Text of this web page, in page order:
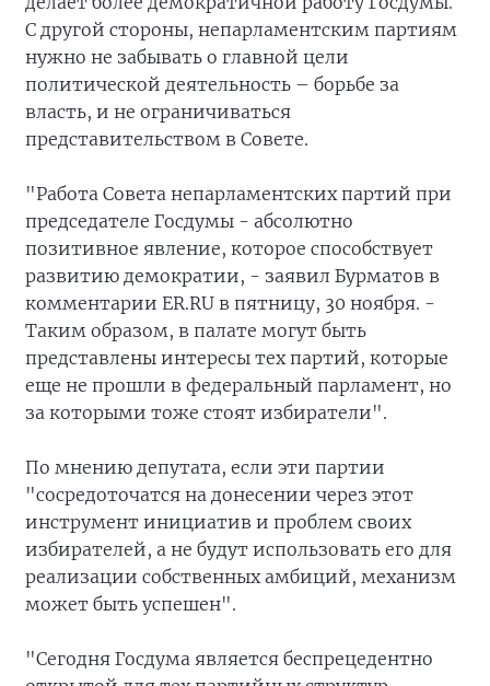
С другой стороны, непарламентским партиям
нужно не забывать о главной цели
политической деятельность – борьбе за
власть, и не ограничиваться
представительством в Совете.
"Работа Совета непарламентских партий при
председателе Госдумы - абсолютно
позитивное явление, которое способствует
развитию демократии, - заявил Бурматов в
комментарии ER.RU в пятницу, 30 ноября. -
Таким образом, в палате могут быть
представлены интересы тех партий, которые
еще не прошли в федеральный парламент, но
за которыми тоже стоят избиратели".
По мнению депутата, если эти партии
"сосредоточатся на донесении через этот
инструмент инициатив и проблем своих
избирателей, а не будут использовать его для
реализации собственных амбиций, механизм
может быть успешен".
"Сегодня Госдума является беспрецедентно